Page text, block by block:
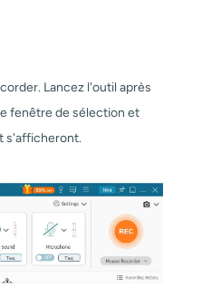
Lancez l'outil après
fenêtre de sélection et
s'afficheront.